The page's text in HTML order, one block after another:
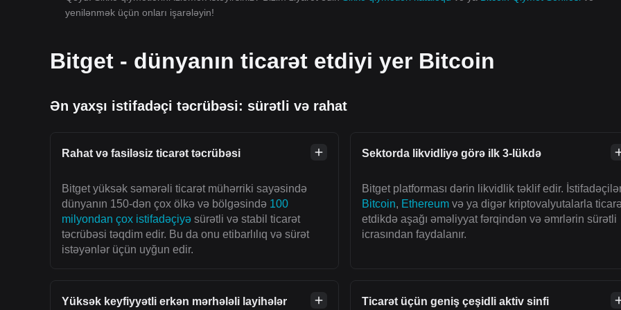
yenilənmək üçün onları işarələyin!
Bitget - dünyanın ticarət etdiyi yer Bitcoin
Ən yaxşı istifadəçi təcrübəsi: sürətli və rahat
Rahat və fasiləsiz ticarət təcrübəsi
Bitget yüksək səmərəli ticarət mühərriki sayəsində
dünyanın 150-dən çox ölkə və bölgəsində 100
milyondan çox istifadəçiyə sürətli və stabil ticarət
təcrübəsi təqdim edir. Bu da onu etibarlılıq və sürət
istəyənlər üçün uyğun edir.
Sektorda likvidliyə görə ilk 3-lükdə
Bitget platforması dərin likvidlik təklif edir.
Bitcoin, Ethereum və ya digər kriptovalyutalarla
etdikdə aşağı əməliyyat fərqindən və əmrlərin sürətli
icrasından faydalanır.
Yüksək keyfiyyətli erkən mərhələli layihələr Ticarət üçün geniş çeşidli aktiv sinfi